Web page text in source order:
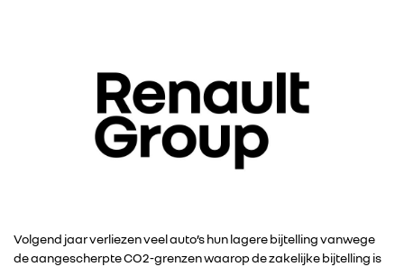
Volgend jaar verliezen veel auto’s hun lagere bijtelling vanwege
de aangescherpte CO2-grenzen waarop de zakelijke bijtelling is